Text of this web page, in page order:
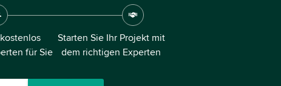
für Sie
Starten Sie Ihr Projekt mit
dem richtigen Experten